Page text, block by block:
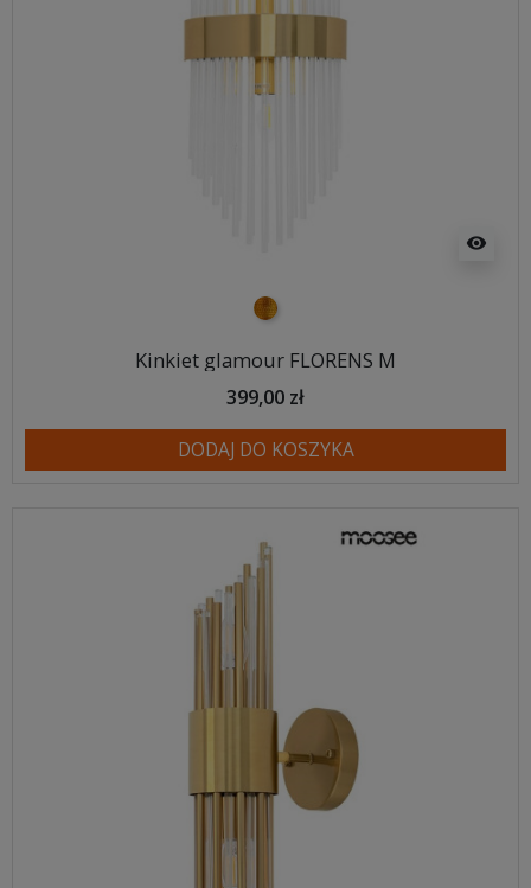
visibility
złoty
Kinkiet glamour FLORENS M
399,00 zł
DODAJ DO KOSZYKA